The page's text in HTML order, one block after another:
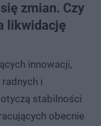
zmian. Czy
likwidację
innowacji,
i
stabilności
obecnie